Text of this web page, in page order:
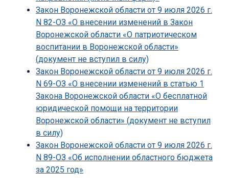
Закон Воронежской области от 9 июля 2026 г.
N 82-ОЗ «О внесении изменений в Закон
Воронежской области «О патриотическом
воспитании в Воронежской области»
(документ не вступил в силу)
Закон Воронежской области от 9 июля 2026 г.
N 69-ОЗ «О внесении изменений в статью 1
Закона Воронежской области «О бесплатной
юридической помощи на территории
Воронежской области» (документ не вступил
в силу)
Закон Воронежской области от 9 июля 2026 г.
N 89-ОЗ «Об исполнении областного бюджета
за 2025 год»